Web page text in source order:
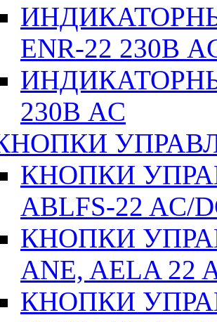
ENR-22 230В
230В AC
КНОПКИ
ABLFS-22 AC/
КНОПКИ
ANE, AELA 22
КНОПКИ